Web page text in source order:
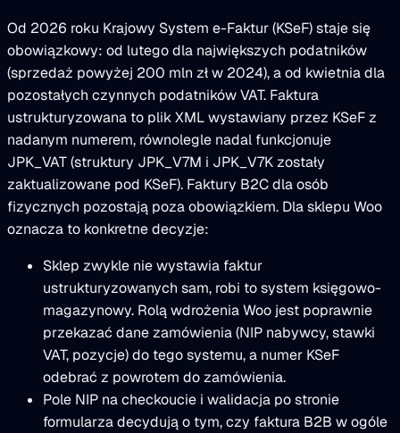
Od 2026 roku Krajowy System e-Faktur (KSeF) staje się
obowiązkowy: od lutego dla największych podatników
(sprzedaż powyżej 200 mln zł w 2024), a od kwietnia dla
pozostałych czynnych podatników VAT. Faktura
ustrukturyzowana to plik XML wystawiany przez KSeF z
nadanym numerem, równolegle nadal funkcjonuje
JPK_VAT (struktury JPK_V7M i JPK_V7K zostały
zaktualizowane pod KSeF). Faktury B2C dla osób
fizycznych pozostają poza obowiązkiem. Dla sklepu Woo
oznacza to konkretne decyzje:
Sklep zwykle nie wystawia faktur
ustrukturyzowanych sam, robi to system księgowo-
magazynowy. Rolą wdrożenia Woo jest poprawnie
przekazać dane zamówienia (NIP nabywcy, stawki
VAT, pozycje) do tego systemu, a numer KSeF
odebrać z powrotem do zamówienia.
Pole NIP na checkoucie i walidacja po stronie
formularza decydują o tym, czy faktura B2B w ogóle